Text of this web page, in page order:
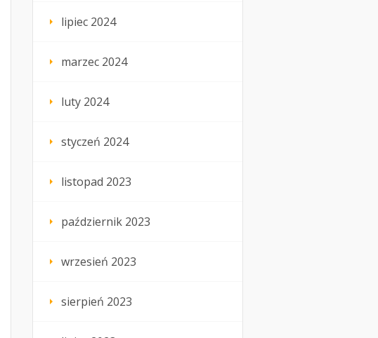
lipiec 2024
marzec 2024
luty 2024
styczeń 2024
listopad 2023
październik 2023
wrzesień 2023
sierpień 2023